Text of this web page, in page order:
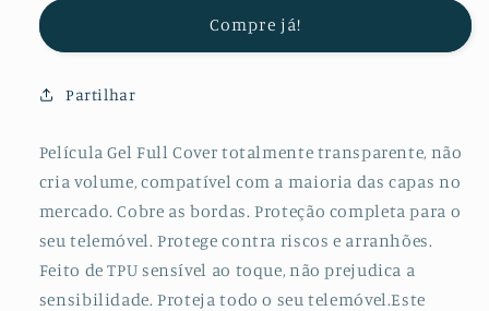
Hydrogel
para
6Plus
Hydrogel
6Plus
Compre já!
Partilhar
Película Gel Full Cover totalmente transparente, não
cria volume, compatível com a maioria das capas no
mercado. Cobre as bordas. Proteção completa para o
seu telemóvel. Protege contra riscos e arranhões.
Feito de TPU sensível ao toque, não prejudica a
sensibilidade. Proteja todo o seu telemóvel.Este